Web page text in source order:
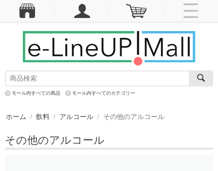
モール内すべての商品 モール内すべてのカテゴリー
ホーム / 飲料 / アルコール / その他のアルコール
その他のアルコール